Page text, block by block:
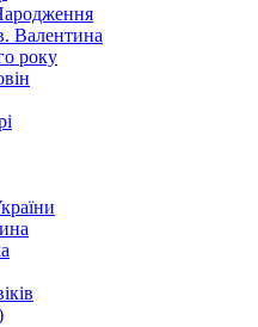
Валентина
року